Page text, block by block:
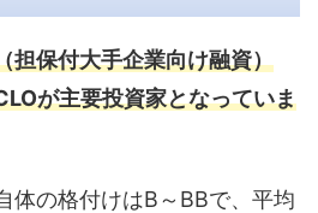
担保付大手企業向け融資）
が主要投資家となっていま
体の格付けはB～BBで、平均